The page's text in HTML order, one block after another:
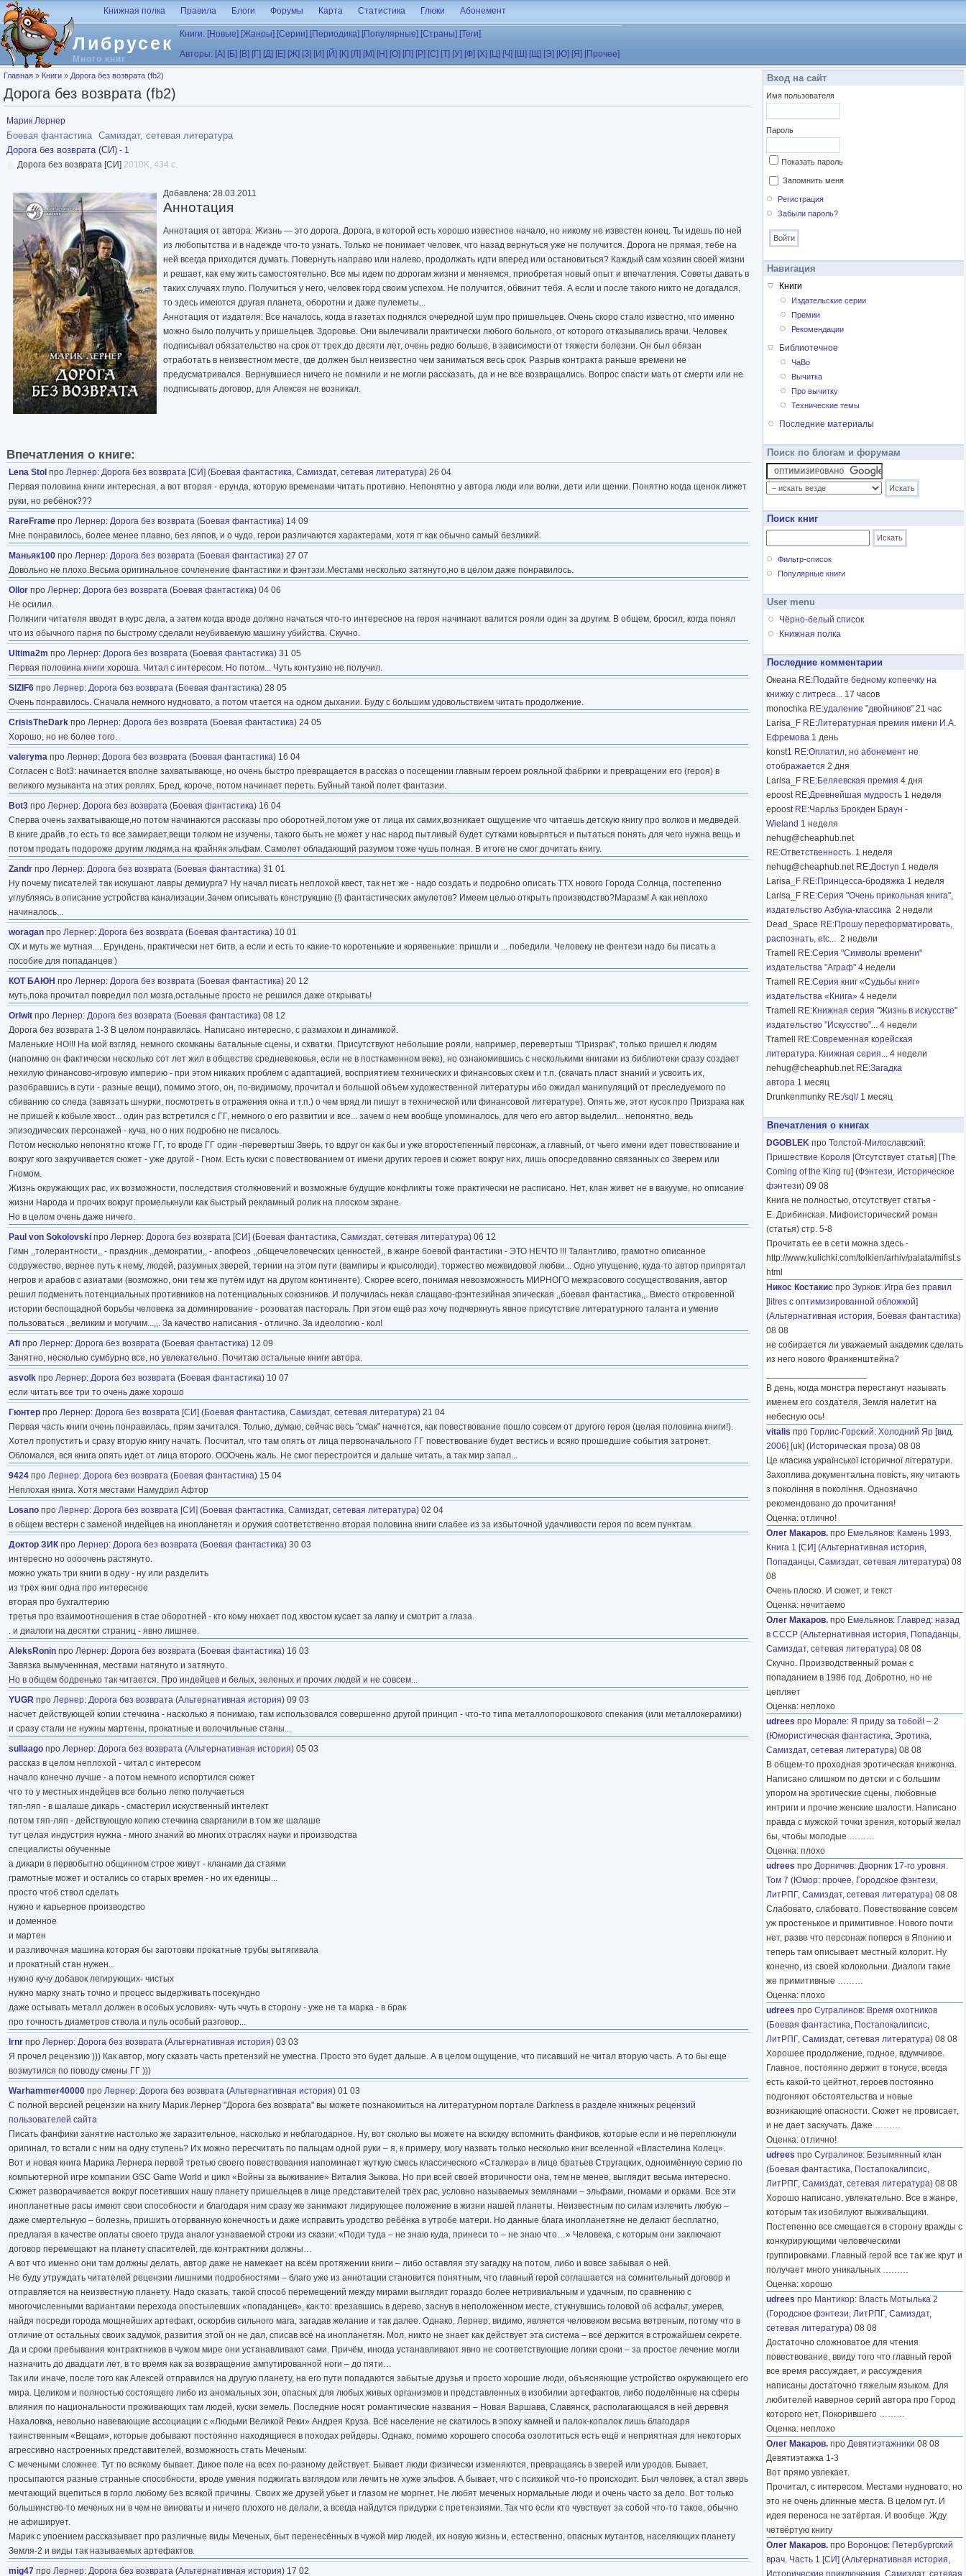
Перейти к основному содержанию
Либрусек
Много книг
Книжная полка Правила Блоги Форумы Карта Статистика Глюки Абонемент
Книги: [Новые] [Жанры] [Серии] [Периодика] [Популярные] [Страны] [Теги]
Авторы: [А] [Б] [В] [Г] [Д] [Е] [Ж] [З] [И] [Й] [К] [Л] [М] [Н] [О] [П] [Р] [С] [Т] [У] [Ф] [Х] [Ц] [Ч] [Ш] [Щ] [Э] [Ю] [Я] [Прочее]
Вы здесь
Главная » Книги » Дорога без возврата (fb2)
Дорога без возврата (fb2)
Марик Лернер
Боевая фантастика Самиздат, сетевая литература
Дорога без возврата (СИ) - 1
Дорога без возврата [СИ] 2010K, 434 с.
Добавлена: 28.03.2011
Аннотация
Аннотация от автора: Жизнь — это дорога. Дорога, в которой есть хорошо известное начало, но никому не известен конец. Ты идешь по ней
из любопытства и в надежде что-то узнать. Только не понимает человек, что назад вернуться уже не получится. Дорога не прямая, тебе на
ней всегда приходится думать. Повернуть направо или налево, продолжать идти вперед или остановиться? Каждый сам хозяин своей жизни
и решает, как ему жить самостоятельно. Все мы идем по дорогам жизни и меняемся, приобретая новый опыт и впечатления. Советы давать в
таких случаях глупо. Получиться у него, человек горд своим успехом. Не получится, обвинит тебя. А если и после такого никто не догадался,
то здесь имеются другая планета, оборотни и даже пулеметы...
Аннотация от издателя: Все началось, когда в газетах поднялся очередной шум про пришельцев. Очень скоро стало известно, что именно
можно было получить у пришельцев. Здоровье. Они вылечивали практически любого больного, от которого отказывались врачи. Человек
подписывал обязательство на срок от трех до десяти лет, очень редко больше, в зависимости от тяжести болезни. Он был обязан
отработать в неизвестном месте, где должен был неизвестно чем заниматься весь срок. Разрыв контракта раньше времени не
предусматривался. Вернувшиеся ничего не помнили и не могли рассказать, да и не все возвращались. Вопрос спасти мать от смерти или не
подписывать договор, для Алексея не возникал.
Впечатления о книге:
Lena Stol про Лернер: Дорога без возврата [СИ] (Боевая фантастика, Самиздат, сетевая литература) 26 04
Первая половина книги интересная, а вот вторая - ерунда, которую временами читать противно. Непонятно у автора люди или волки, дети или щенки. Понятно когда щенок лижет
руки, но ребёнок???
RareFrame про Лернер: Дорога без возврата (Боевая фантастика) 14 09
Мне понравилось, более менее плавно, без ляпов, и о чудо, герои различаются характерами, хотя гг как обычно самый безликий.
Маньяк100 про Лернер: Дорога без возврата (Боевая фантастика) 27 07
Довольно не плохо.Весьма оригинальное сочленение фантастики и фэнтэзи.Местами несколько затянуто,но в целом даже понравилось.
Ollor про Лернер: Дорога без возврата (Боевая фантастика) 04 06
Не осилил.
Полкниги читателя вводят в курс дела, а затем когда вроде должно начаться что-то интересное на героя начинают валится рояли один за другим. В общем, бросил, когда понял
что из обычного парня по быстрому сделали неубиваемую машину убийства. Скучно.
Ultima2m про Лернер: Дорога без возврата (Боевая фантастика) 31 05
Первая половина книги хороша. Читал с интересом. Но потом... Чуть контузию не получил.
SIZIF6 про Лернер: Дорога без возврата (Боевая фантастика) 28 05
Очень понравилось. Сначала немного нудновато, а потом чтается на одном дыхании. Буду с большим удовольствием читать продолжение.
CrisisTheDark про Лернер: Дорога без возврата (Боевая фантастика) 24 05
Хорошо, но не более того.
valeryma про Лернер: Дорога без возврата (Боевая фантастика) 16 04
Согласен с Bot3: начинается вполне захватывающе, но очень быстро превращается в рассказ о посещении главным героем рояльной фабрики и превращении его (героя) в
великого музыканта на этих роялях. Бред, короче, потом начинает переть. Буйный такой полет фантазии.
Bot3 про Лернер: Дорога без возврата (Боевая фантастика) 16 04
Сперва очень захватывающе,но потом начинаются рассказы про оборотней,потом уже от лица их самих,возникает ощущение что читаешь детскую книгу про волков и медведей.
В книге драйв ,то есть то все замирает,вещи толком не изучены, такого быть не может у нас народ пытливый будет сутками ковыряться и пытаться понять для чего нужна вещь и
потом продать подороже другим людям,а на крайняк эльфам. Самолет обладающий разумом тоже чушь полная. В итоге не смог дочитать книгу.
Zandr про Лернер: Дорога без возврата (Боевая фантастика) 31 01
Ну почему писателей так искушают лавры демиурга? Ну начал писать неплохой квест, так нет же - надо создать и подробно описать ТТХ нового Города Солнца, постепенно
углубляясь в описание устройства канализации.Зачем описывать конструкцию (!) фантастических амулетов? Имеем целью открыть производство?Маразм! А как неплохо
начиналось...
woragan про Лернер: Дорога без возврата (Боевая фантастика) 10 01
ОХ и муть же мутная.... Ерундень, практически нет битв, а если и есть то какие-то коротенькие и корявенькие: пришли и ... победили. Человеку не фентези надо бы писать а
пособие для попаданцев )
КОТ БАЮН про Лернер: Дорога без возврата (Боевая фантастика) 20 12
муть,пока прочитал повредил пол мозга,остальные просто не решился даже открывать!
Orlwit про Лернер: Дорога без возврата (Боевая фантастика) 08 12
Дорога без возврата 1-3 В целом понравилась. Написано интересно, с размахом и динамикой.
Маленькие НО!!! На мой взгляд, немного скомканы батальные сцены, и схватки. Присутствуют небольшие рояли, например, перевертыш "Призрак", только пришел к людям
(напомню он фактически несколько сот лет жил в обществе средневековья, если не в посткаменном веке), но ознакомившись с несколькими книгами из библиотеки сразу создает
нехилую финансово-игровую империю - при этом никаких проблем с адаптацией, восприятием технических и финансовых схем и т.п. (скачать пласт знаний и усвоить их,
разобравшись в сути - разные вещи), помимо этого, он, по-видимому, прочитал и большой объем художественной литературы ибо ожидал манипуляций от преследуемого по
сбиванию со следа (завязать шнурки, посмотреть в отражения окна и т.п.) о чем вряд ли пишут в технической или финансовой литературе). Опять же, этот кусок про Призрака как
не пришей к кобыле хвост... один раз встретился с ГГ, немного о его развитии и все... зачем о нем вообще упоминалось, для чего его автор выделил... непонятно, ведь
эпизодических персонажей - куча, но о них подробно не писалось.
Потом несколько непонятно ктоже ГГ, то вроде ГГ один -перевертыш Зверь, то вдруг он как бы и уже второстепенный персонаж, а главный, от чьего имени идет повествование и
вокруг кого закручивается сюжет - уже другой - Гном. Есть куски с повествованием от имени других героев и сюжет вокруг них, лишь опосредованно связанных со Зверем или
Гномом.
Жизнь окружающих рас, их возможности, последствия столкновений и возможные будущие конфликты тоже практически не расписано. Нет, клан живет не в вакууме, но описание
жизни Народа и прочих вокруг промелькнули как быстрый рекламный ролик на плоском экране.
Но в целом очень даже ничего.
Paul von Sokolovski про Лернер: Дорога без возврата [СИ] (Боевая фантастика, Самиздат, сетевая литература) 06 12
Гимн ,,толерантности,, - праздник ,,демократии,, - апофеоз ,,общечеловеческих ценностей,, в жанре боевой фантастики - ЭТО НЕЧТО !!! Талантливо, грамотно описанное
содружество, вернее путь к нему, людей, разумных зверей, тернии на этом пути (вампиры и крысолюди), торжество межвидовой любви... Одно упущение, куда-то автор припрятал
негров и арабов с азиатами (возможно, они тем же путём идут на другом континенте). Скорее всего, понимая невозможность МИРНОГО межрасового сосуществования, автор
решил подменить потенциальных противников на потенциальных союзников. И получилась некая слащаво-фэнтезийная эпическая ,,боевая фантастика,,. Вместо откровенной
истории беспощадной борьбы человека за доминирование - розоватая пастораль. При этом ещё раз хочу подчеркнуть явное присутствие литературного таланта и умение
пользоваться ,,великим и могучим...,,. За качество написания - отлично. За идеологию - кол!
Afi про Лернер: Дорога без возврата (Боевая фантастика) 12 09
Занятно, несколько сумбурно все, но увлекательно. Почитаю остальные книги автора.
asvolk про Лернер: Дорога без возврата (Боевая фантастика) 10 07
если читать все три то очень даже хорошо
Гюнтер про Лернер: Дорога без возврата [СИ] (Боевая фантастика, Самиздат, сетевая литература) 21 04
Первая часть книги очень понравилась, прям зачитался. Только, думаю, сейчас весь "смак" начнется, как повествование пошло совсем от другого героя (целая половина книги!).
Хотел пропустить и сразу вторую книгу начать. Посчитал, что там опять от лица первоначального ГГ повествование будет вестись и всяко прошедшие события затронет.
Обломался, вся книга опять идет от лица второго. ОООчень жаль. Не смог перестроится и дальше читать, а так мир запал...
9424 про Лернер: Дорога без возврата (Боевая фантастика) 15 04
Неплохая книга. Хотя местами Намудрил Афтор
Losano про Лернер: Дорога без возврата [СИ] (Боевая фантастика, Самиздат, сетевая литература) 02 04
в общем вестерн с заменой индейцев на инопланетян и оружия соответственно.вторая половина книги слабее из за избыточной удачливости героя по всем пунктам.
Доктор ЗИК про Лернер: Дорога без возврата (Боевая фантастика) 30 03
интересно но оооочень растянуто.
можно ужать три книги в одну - ну или разделить
из трех книг одна про интересное
вторая про бухгалтерию
третья про взаимоотношения в стае оборотней - кто кому нюхает под хвостом кусает за лапку и смотрит а глаза.
. и диалоги на десятки страниц - явно лишнее.
AleksRonin про Лернер: Дорога без возврата (Боевая фантастика) 16 03
Завязка вымученнная, местами натянуто и затянуто.
Но в общем бодренько так читается. Про индейцев и белых, зеленых и прочих людей и не совсем...
YUGR про Лернер: Дорога без возврата (Альтернативная история) 09 03
насчет действующей копии стечкина - насколько я понимаю, там использовался совершенно другой принцип - что-то типа металлопорошкового спекания (или металлокерамики)
и сразу стали не нужны мартены, прокатные и волочильные станы...
sullaago про Лернер: Дорога без возврата (Альтернативная история) 05 03
рассказ в целом неплохой - читал с интересом
начало конечно лучше - а потом немного испортился сюжет
что то у местных индейцев все больно легко получаеться
тяп-ляп - в шалаше дикарь - смастерил искуственный интелект
потом тяп-ляп - действующую копию стечкина сварганили в том же шалаше
тут целая индустрия нужна - много знаний во многих отраслях науки и производства
специалисты обученные
а дикари в первобытно общинном строе живут - кланами да стаями
грамотные может и остались со старых времен - но их еденицы...
просто чтоб ствол сделать
нужно и карьерное производство
и доменное
и мартен
и разливочная машина которая бы заготовки прокатные трубы вытягивала
и прокатный стан нужен...
нужно кучу добавок легирующих- чистых
нужно марку знать точно и процесс выдерживать посекундно
даже остывать металл должен в особых условиях- чуть ччуть в сторону - уже не та марка - в брак
про точность диаметров ствола и пуль особый разговор...
lrnr про Лернер: Дорога без возврата (Альтернативная история) 03 03
Я прочел рецензию ))) Как автор, могу сказать часть претензий не уместна. Просто это будет дальше. А в целом ощущение, что писавший не читал вторую часть. А то бы еще
возмутился по поводу смены ГГ )))
Warhammer40000 про Лернер: Дорога без возврата (Альтернативная история) 01 03
С полной версией рецензии на книгу Марик Лернер "Дорога без возврата" вы можете познакомиться на литературном портале Darkness в разделе книжных рецензий
пользователей сайта
Писать фанфики занятие настолько же заразительное, насколько и неблагодарное. Ну, вот сколько вы можете на вскидку вспомнить фанфиков, которые если и не переплюнули
оригинал, то встали с ним на одну ступень? Их можно пересчитать по пальцам одной руки – я, к примеру, могу назвать только несколько книг вселенной «Властелина Колец».
Вот и новая книга Марика Лернера первой третью своего повествования напоминает жуткую смесь классического «Сталкера» в лице братьев Стругацких, одноимённую серию по
компьютерной игре компании GSC Game World и цикл «Войны за выживание» Виталия Зыкова. Но при всей своей вторичности она, тем не менее, выглядит весьма интересно.
Сюжет разворачивается вокруг посетивших нашу планету пришельцев в лице представителей трёх рас, условно называемых землянами – эльфами, гномами и орками. Все эти
инопланетные расы имеют свои способности и благодаря ним сразу же занимают лидирующее положение в жизни нашей планеты. Неизвестным по силам излечить любую –
даже смертельную – болезнь, пришить оторванную конечность и даже исправить уродство ребёнка в утробе матери. Но данные блага инопланетяне не делают бесплатно,
предлагая в качестве оплаты своего труда аналог узнаваемой строки из сказки: «Поди туда – не знаю куда, принеси то – не знаю что…» Человека, с которым они заключают
договор перемещают на планету спасителей, где контрактники должны…
А вот что именно они там должны делать, автор даже не намекает на всём протяжении книги – либо оставляя эту загадку на потом, либо и вовсе забывая о ней.
Не буду утруждать читателей рецензии лишними подробностями – благо уже из аннотации становится понятным, что главный герой соглашается на сомнительный договор и
отправляется на неизвестную планету. Надо сказать, такой способ перемещений между мирами выглядит гораздо более нетривиальным и удачным, по сравнению с
многочисленными вариантами перехода опостылевших «попаданцев», как то: врезавшись в дерево, заснув в неположенном месте, стукнувшись головой об асфальт, умерев,
найдя посреди города мощнейших артефакт, оскорбив сильного мага, загадав желание и так далее. Однако, Лернер, видимо, является человеком весьма ветреным, потому что в
отличие от остальных своих задумок, развития этой он не дал, списав всё на инопланетян. Мол, никто не знает как действует эта система – всё держится в строжайшем секрете.
Да и сроки пребывания контрактников в чужом мире они устанавливают сами. Причём, иногда устанавливают явно не соответствующие логики сроки – за простое лечение могли
назначить до двадцати лет, в то время как за возвращение ампутированной ноги – до пяти…
Так или иначе, после того как Алексей отправился на другую планету, на его пути попадаются забытые друзья и просто хорошие люди, объясняющие устройство окружающего его
мира. Целиком и полностью состоящего либо из аномальных зон, опасных для любых живых организмов и представленных в изобилии артефактов, либо поделённые на сферы
влияния по национальности проживающих там людей, куски земель. Последние носят романтические названия – Новая Варшава, Славянск, располагающаяся в ней деревня
Нахаловка, невольно навевающие ассоциации с «Людьми Великой Реки» Андрея Круза. Всё население не скатилось в эпоху камней и палок-копалок лишь благодаря
таинственным «Вещам», которые добывают постоянно находящиеся в походах рейдеры. Однако, помимо хорошего способа озолотиться есть ещё и неприятная для некоторых
агрессивно настроенных представителей, возможность стать Меченым:
С мечеными сложнее. Тут по всякому бывает. Дикое поле на всех по-разному действует. Бывает люди физически изменяются, превращаясь в зверей или уродов. Бывает,
просыпаются разные странные способности, вроде умения поджигать взглядом или лечить не хуже эльфов. А бывает, что с психикой что-то происходит. Был человек, а стал зверь
мечтающий вцепиться в горло любому без всякой причины. Своих же друзей убьет и глазом не моргнет. Не любят меченых нормальные люди и очень часто за дело. Вот только
большинство-то меченых ни в чем не виноваты и ничего плохого не делали, а всегда найдутся придурки с претензиями. Так что если кто чувствует за собой что-то такое, обычно
не афиширует.
Марик с упоением рассказывает про различные виды Меченых, быт перенесённых в чужой мир людей, их новую жизнь и, естественно, опасных мутантов, населяющих планету
Земля-2 и виды так называемых артефактов.
mig47 про Лернер: Дорога без возврата (Альтернативная история) 17 02
Вход на сайт
Имя пользователя
Пароль
Показать пароль
Запомнить меня
Регистрация
Забыли пароль?
Навигация
Книги
Издательские серии
Премии
Рекомендации
Библиотечное
ЧаВо
Вычитка
Про вычитку
Технические темы
Последние материалы
Поиск по блогам и форумам
Поиск книг
Фильтр-список
Популярные книги
User menu
Чёрно-белый список
Книжная полка
Последние комментарии
Океана RE:Подайте бедному копеечку на
книжку с литреса... 17 часов
monochka RE:удаление "двойников" 21 час
Larisa_F RE:Литературная премия имени И.А.
Ефремова 1 день
konst1 RE:Оплатил, но абонемент не
отображается 2 дня
Larisa_F RE:Беляевская премия 4 дня
epoost RE:Древнейшая мудрость 1 неделя
epoost RE:Чарльз Брокден Браун -
Wieland 1 неделя
nehug@cheaphub.net
RE:Ответственность. 1 неделя
nehug@cheaphub.net RE:Доступ 1 неделя
Larisa_F RE:Принцесса-бродяжка 1 неделя
Larisa_F RE:Серия "Очень прикольная книга",
издательство Азбука-классика 2 недели
Dead_Space RE:Прошу переформатировать,
распознать, etc... 2 недели
Tramell
RE:Серия "Символы времени"
издательства "Аграф" 4 недели
Tramell
RE:Серия книг «Судьбы книг»
издательства «Книга» 4 недели
Tramell
RE:Книжная серия "Жизнь в искусстве"
издательство "Искусство"... 4 недели
Tramell
RE:Современная корейская
литература. Книжная серия... 4 недели
nehug@cheaphub.net RE:Загадка
автора 1 месяц
Drunkenmunky RE:/sql/ 1 месяц
Впечатления о книгах
DGOBLEK про Толстой-Милославский:
Пришествие Короля [Отсутствует статья] [The
Coming of the King ru] (Фэнтези, Историческое
фэнтези) 09 08
Книга не полностью, отсутствует статья -
Е. Дрибинская. Мифоисторический роман
(статья) стр. 5-8
Прочитать ее в сети можна здесь -
http://www.kulichki.com/tolkien/arhiv/palata/mifist.s
html
Никос Костакис про Зурков: Игра без правил
[litres с оптимизированной обложкой]
(Альтернативная история, Боевая фантастика)
08 08
не собирается ли уважаемый академик сделать
из него нового Франкенштейна?
В день, когда монстра перестанут называть
именем его создателя, Земля налетит на
небесную ось!
vitalis про Горлис-Горский: Холодний Яр [вид.
2006] [uk] (Историческая проза) 08 08
Це класика української історичної літератури.
Захоплива документальна повість, яку читають
з покоління в покоління. Однозначно
рекомендовано до прочитання!
Оценка: отлично!
Олег Макаров. про Емельянов: Камень 1993.
Книга 1 [СИ] (Альтернативная история,
Попаданцы, Самиздат, сетевая литература) 08
08
Очень плоско. И сюжет, и текст
Оценка: нечитаемо
Олег Макаров. про Емельянов: Главред: назад
в СССР (Альтернативная история, Попаданцы,
Самиздат, сетевая литература) 08 08
Скучно. Производственный роман с
попаданием в 1986 год. Добротно, но не
цепляет
Оценка: неплохо
udrees про Морале: Я приду за тобой! – 2
(Юмористическая фантастика, Эротика,
Самиздат, сетевая литература) 08 08
В общем-то проходная эротическая книжонка.
Написано слишком по детски и с большим
упором на эротические сцены, любовные
интриги и прочие женские шалости. Написано
правда с мужской точки зрения, который желал
бы, чтобы молодые ………
Оценка: плохо
udrees про Дорничев: Дворник 17-го уровня.
Том 7 (Юмор: прочее, Городское фэнтези,
ЛитРПГ, Самиздат, сетевая литература) 08 08
Слабовато, слабовато. Повествование совсем
уж простенькое и примитивное. Нового почти
нет, разве что персонаж поперся в Японию и
теперь там описывает местный колорит. Ну
конечно, из своей колокольни. Диалоги такие
же примитивные ………
Оценка: плохо
udrees про Сугралинов: Время охотников
(Боевая фантастика, Постапокалипсис,
ЛитРПГ, Самиздат, сетевая литература) 08 08
Хорошее продолжение, годное, вдумчивое.
Главное, постоянно держит в тонусе, всегда
есть какой-то цейтнот, героев постоянно
подгоняют обстоятельства и новые
возникающие опасности. Сюжет не провисает,
и не дает заскучать. Даже ………
Оценка: отлично!
udrees про Сугралинов: Безымянный клан
(Боевая фантастика, Постапокалипсис,
ЛитРПГ, Самиздат, сетевая литература) 08 08
Хорошо написано, увлекательно. Все в жанре,
которым так изобилуют выживальщики.
Постепенно все смещается в сторону вражды с
конкурирующими человеческими
группировками. Главный герой все так же крут и
получает много уникальных ………
Оценка: хорошо
udrees про Мантикор: Власть Мотылька 2
(Городское фэнтези, ЛитРПГ, Самиздат,
сетевая литература) 08 08
Достаточно сложноватое для чтения
повествование, ввиду того что главный герой
все время рассуждает, и рассуждения
написаны достаточно тяжелым языком. Для
любителей наверное серий автора про Город
которого нет, Покорившего ………
Оценка: неплохо
Олег Макаров. про Девятиэтажники 08 08
Девятиэтажка 1-3
Вот прямо увлекает.
Прочитал, с интересом. Местами нудновато, но
это не очень длинные места. В целом гут. И
идея переноса не затёртая. И вообще. Жду
четвёртую книгу
Олег Макаров. про Воронцов: Петербургский
врач. Часть 1 [СИ] (Альтернативная история,